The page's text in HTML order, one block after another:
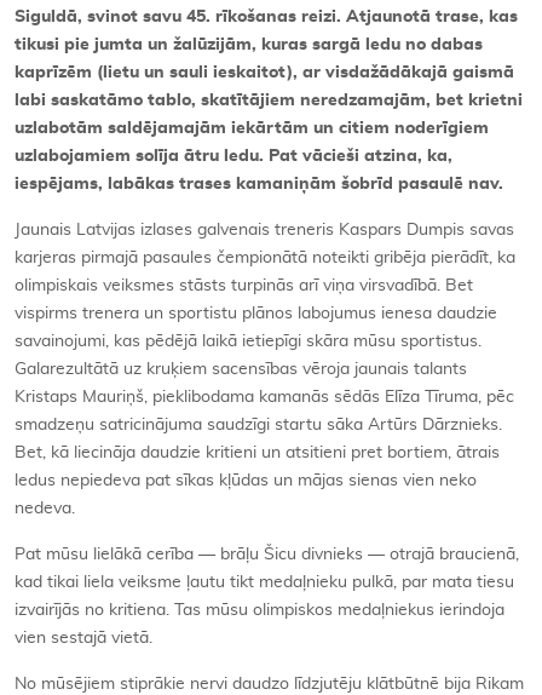
Siguldā, svinot savu 45. rīkošanas reizi. Atjaunotā trase, kas
tikusi pie jumta un žalūzijām, kuras sargā ledu no dabas
kaprīzēm (lietu un sauli ieskaitot), ar visdažādākajā gaismā
labi saskatāmo tablo, skatītājiem neredzamajām, bet krietni
uzlabotām saldējamajām iekārtām un citiem noderīgiem
uzlabojamiem solīja ātru ledu. Pat vācieši atzina, ka,
iespējams, labākas trases kamaniņām šobrīd pasaulē nav.
Jaunais Latvijas izlases galvenais treneris Kaspars Dumpis savas
karjeras pirmajā pasaules čempionātā noteikti gribēja pierādīt, ka
olimpiskais veiksmes stāsts turpinās arī viņa virsvadībā. Bet
vispirms trenera un sportistu plānos labojumus ienesa daudzie
savainojumi, kas pēdējā laikā ietiepīgi skāra mūsu sportistus.
Galarezultātā uz kruķiem sacensības vēroja jaunais talants
Kristaps Mauriņš, pieklibodama kamanās sēdās Elīza Tīruma, pēc
smadzeņu satricinājuma saudzīgi startu sāka Artūrs Dārznieks.
Bet, kā liecināja daudzie kritieni un atsitieni pret bortiem, ātrais
ledus nepiedeva pat sīkas kļūdas un mājas sienas vien neko
nedeva.
Pat mūsu lielākā cerība — brāļu Šicu divnieks — otrajā braucienā,
kad tikai liela veiksme ļautu tikt medaļnieku pulkā, par mata tiesu
izvairījās no kritiena. Tas mūsu olimpiskos medaļniekus ierindoja
vien sestajā vietā.
No mūsējiem stiprākie nervi daudzo līdzjutēju klātbūtnē bija Rikam